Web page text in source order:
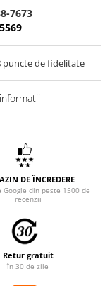
7673
puncte de fidelitate
DE ÎNCREDERE
pe Google din peste 1500 de
recenzii
Retur gratuit
în 30 de zile